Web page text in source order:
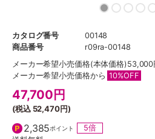
カタログ番号
00148
商品番号
r09ra-00148
メーカー希望小売価格(本体価格
メーカー希望小売価格から 10%OFF
47,700 円
(税込 52,470円)
2,385ポイント
5倍